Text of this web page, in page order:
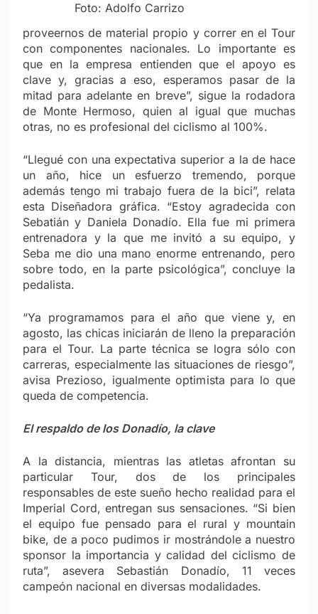
Foto: Adolfo Carrizo
proveernos de material propio y correr en el Tour
con componentes nacionales. Lo importante es
que en la empresa entienden que el apoyo es
clave y, gracias a eso, esperamos pasar de la
mitad para adelante en breve”, sigue la rodadora
de Monte Hermoso, quien al igual que muchas
otras, no es profesional del ciclismo al 100%.
“Llegué con una expectativa superior a la de hace
un año, hice un esfuerzo tremendo, porque
además tengo mi trabajo fuera de la bici”, relata
esta Diseñadora gráfica. “Estoy agradecida con
Sebatián y Daniela Donadío. Ella fue mi primera
entrenadora y la que me invitó a su equipo, y
Seba me dio una mano enorme entrenando, pero
sobre todo, en la parte psicológica”, concluye la
pedalista.
“Ya programamos para el año que viene y, en
agosto, las chicas iniciarán de lleno la preparación
para el Tour. La parte técnica se logra sólo con
carreras, especialmente las situaciones de riesgo”,
avisa Prezioso, igualmente optimista para lo que
queda de competencia.
El respaldo de los Donadío, la clave
A la distancia, mientras las atletas afrontan su
particular Tour, dos de los principales
responsables de este sueño hecho realidad para el
Imperial Cord, entregan sus sensaciones. “Si bien
el equipo fue pensado para el rural y mountain
bike, de a poco pudimos ir mostrándole a nuestro
sponsor la importancia y calidad del ciclismo de
ruta”, asevera Sebastián Donadío, 11 veces
campeón nacional en diversas modalidades.